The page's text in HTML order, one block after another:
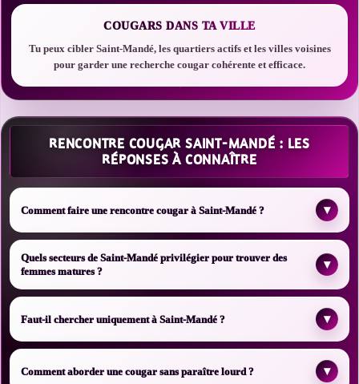
COUGARS DANS TA VILLE
Tu peux cibler Saint-Mandé, les quartiers actifs et les villes voisines
pour garder une recherche cougar cohérente et efficace.
RENCONTRE COUGAR SAINT-MANDÉ : LES
RÉPONSES À CONNAÎTRE
Comment faire une rencontre cougar à Saint-Mandé ? ▾
Quels secteurs de Saint-Mandé privilégier pour trouver des
femmes matures ?
▾
Faut-il chercher uniquement à Saint-Mandé ? ▾
Comment aborder une cougar sans paraître lourd ? ▾